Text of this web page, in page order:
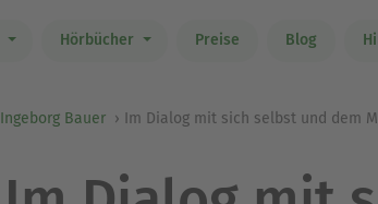
Hörbücher Preise Blog
Ingeborg Bauer Im Dialog mit sich selbst und dem